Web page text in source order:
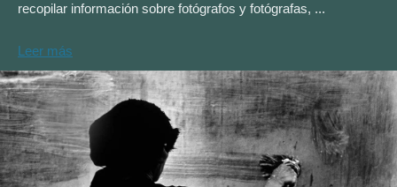
recopilar información sobre fotógrafos y fotógrafas, ...
Leer más